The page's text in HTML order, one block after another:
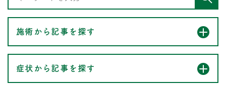
施術から記事を探す
症状から記事を探す